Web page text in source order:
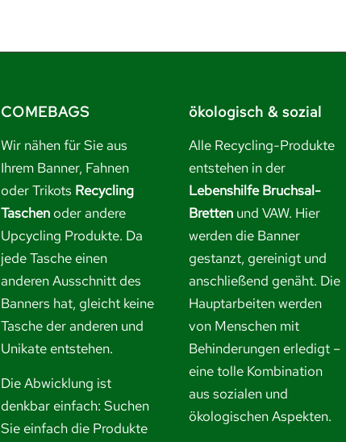
COMEBAGS
Wir nähen für Sie aus
Ihrem Banner, Fahnen
oder Trikots Recycling
Taschenoder andere
Upcycling Produkte. Da
jede Tasche einen
anderen Ausschnitt des
Banners hat, gleicht keine
Tasche der anderen und
Unikate entstehen.
Die Abwicklung ist
denkbar einfach: Suchen
Sie einfach die Produkte
ökologisch & sozial
Alle Recycling-Produkte
entstehen in der
Lebenshilfe Bruchsal-
Bretten und VAW. Hier
werden die Banner
gestanzt, gereinigt und
anschließend genäht. Die
Hauptarbeiten werden
von Menschen mit
Behinderungen erledigt –
eine tolle Kombination
aus sozialen und
ökologischen Aspekten.